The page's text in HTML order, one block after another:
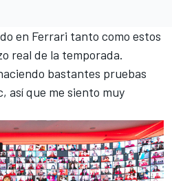
en Ferrari tanto como estos
real de la temporada.
bastantes pruebas
así que me siento muy